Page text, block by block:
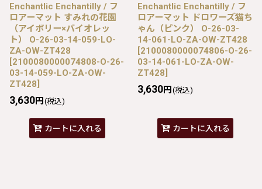
Enchantlic Enchantilly / フ
ロアーマット すみれの花園
（アイボリー×バイオレッ
ト） O-26-03-14-059-LO-
ZA-OW-ZT428
[2100080000074808-O-26-
03-14-059-LO-ZA-OW-
ZT428]
3,630円 (税込)
カートに入れる
Enchantlic Enchantilly / フ
ロアーマット ドロワーズ猫ち
ゃん（ピンク） O-26-03-
14-061-LO-ZA-OW-ZT428
[2100080000074806-O-26-
03-14-061-LO-ZA-OW-
ZT428]
3,630円 (税込)
カートに入れる